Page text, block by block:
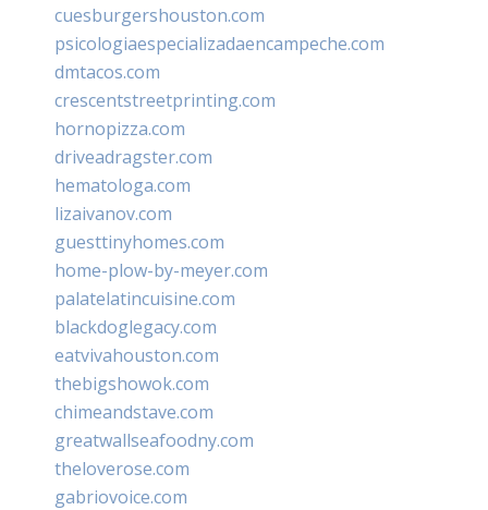
cuesburgershouston.com
psicologiaespecializadaencampeche.com
dmtacos.com
crescentstreetprinting.com
hornopizza.com
driveadragster.com
hematologa.com
lizaivanov.com
guesttinyhomes.com
home-plow-by-meyer.com
palatelatincuisine.com
blackdoglegacy.com
eatvivahouston.com
thebigshowok.com
chimeandstave.com
greatwallseafoodny.com
theloverose.com
gabriovoice.com